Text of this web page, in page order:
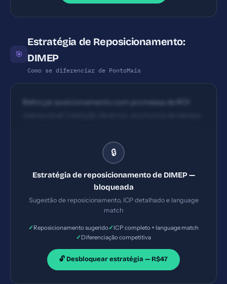
🎯
Estratégia de Reposicionamento:
DIMEP
Como se diferenciar de PontoMais
Reforçar posicionamento com promessa de ROI
(estudo de caso com números).
🔒
Estratégia de reposicionamento de DIMEP —
bloqueada
Sugestão de reposicionamento, ICP detalhado e language
match
✓Reposicionamento sugerido✓ICP completo + language match
✓Diferenciação competitiva
🔓 Desbloquear estratégia — R$47